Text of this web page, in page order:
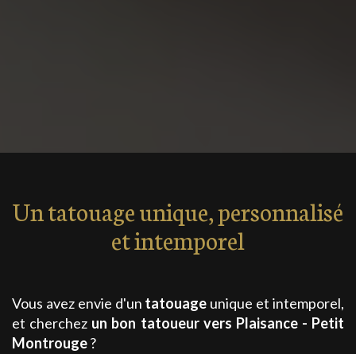
Un tatouage unique, personnalisé
et intemporel
Vous avez envie d'un tatouage unique et intemporel,
et cherchez un bon tatoueur vers Plaisance - Petit
Montrouge?